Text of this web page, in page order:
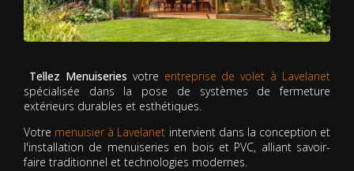
Tellez Menuiseries votre entreprise de volet à Lavelanet
spécialisée dans la pose de systèmes de fermeture
extérieurs durables et esthétiques.
Votre menuisier à Lavelanet intervient dans la conception et
l'installation de menuiseries en bois et PVC, alliant savoir-
faire traditionnel et technologies modernes.